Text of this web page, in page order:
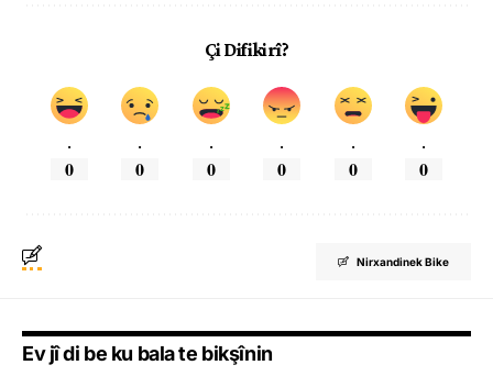
Çi Difikirî?
.
0
.
0
.
0
.
0
.
0
.
0
Nirxandinek Bike
Ev jî di be ku bala te bikşînin